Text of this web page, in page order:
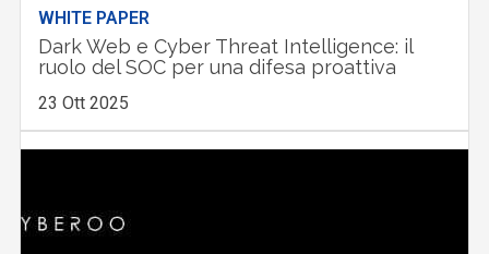
WHITE PAPER
Dark Web e Cyber Threat Intelligence: il
ruolo del SOC per una difesa proattiva
23 Ott 2025